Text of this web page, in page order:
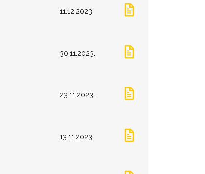
11.12.2023.
30.11.2023.
23.11.2023.
13.11.2023.